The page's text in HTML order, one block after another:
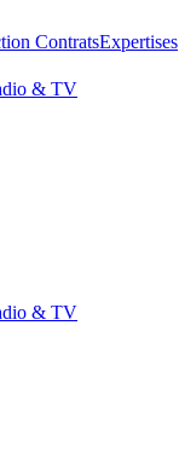
ContratsExpertises
& TV
& TV